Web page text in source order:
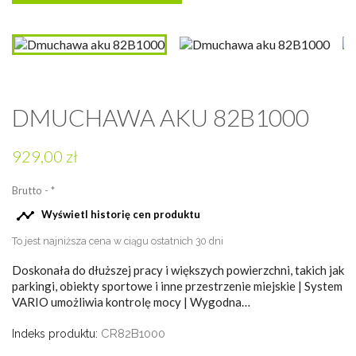
DMUCHAWA AKU 82B1000
929,00 zł
Brutto *
 Wyświetl historię cen produktu
To jest najniższa cena w ciągu ostatnich 30 dni
Doskonała do dłuższej pracy i większych powierzchni, takich jak
parkingi, obiekty sportowe i inne przestrzenie miejskie | System
VARIO umożliwia kontrolę mocy | Wygodna…
Indeks produktu: CR82B1000